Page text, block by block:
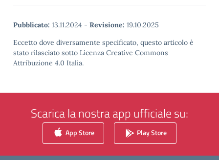
Pubblicato: 13.11.2024 - Revisione: 19.10.2025
Eccetto dove diversamente specificato, questo articolo è
stato rilasciato sotto Licenza Creative Commons
Attribuzione 4.0 Italia.
Scarica la nostra app ufficiale su:
App Store Play Store